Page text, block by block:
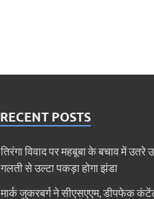
RECENT POSTS
तिरंगा विवाद पर महबूबा के बचाव में उतरे
गलती से उल्टा पकड़ा होगा झंडा
मार्क जुकरबर्ग ने सीएसएएम, डीपफेक